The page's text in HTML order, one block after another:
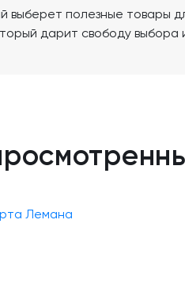
выберет полезные товары
дарит свободу выбора